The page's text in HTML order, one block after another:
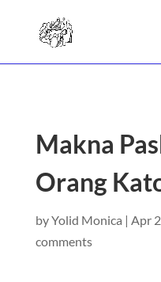
Makna
Orang
byYolid Monica | Apr
comments